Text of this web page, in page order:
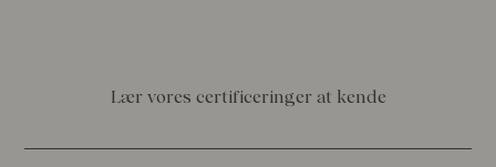
Lær vores certificeringer at kende